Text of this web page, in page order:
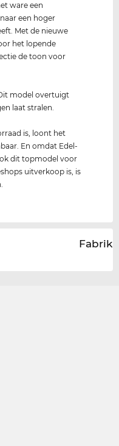
ware een
een hoger
Met de nieuwe
het lopende
de toon voor
model overtuigt
laat stralen.
is, loont het
En omdat Edel-
dit topmodel voor
uitverkoop is, is